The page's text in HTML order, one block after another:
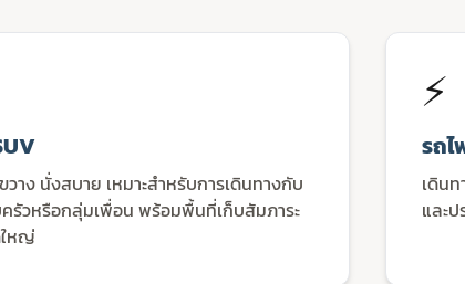
วาง นั่งสบาย เหมาะสำหรับการเดินทางกับ
รัวหรือกลุ่มเพื่อน พร้อมพื้นที่เก็บสัมภาระ
หญ่
⚡️
รถ
เดิน
และ